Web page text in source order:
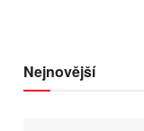
Nejnovější